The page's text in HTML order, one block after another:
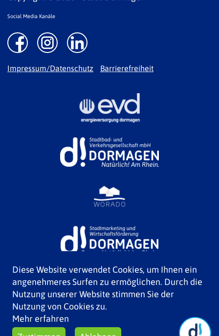
Diese Website verwendet Cookies, um Ihnen ein
angenehmeres Surfen zu ermöglichen. Durch die
Nutzung unserer Website stimmen Sie der
Nutzung von Cookies zu.
Mehr erfahren
Social Media Kanäle
Impressum/Datenschutz Barrierefreiheit